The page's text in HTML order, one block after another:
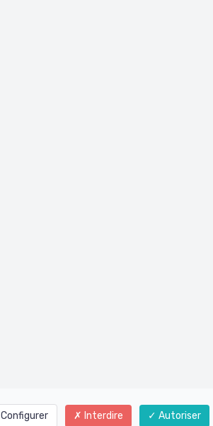
Configurer Interdire Autoriser